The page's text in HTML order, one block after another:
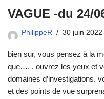
VAGUE -du 24/
PhilippeR 30 juin 2022
bien sur, vous pensez à la
que…. . ouvrez les yeux et
domaines d’investigations.
et des points de vue